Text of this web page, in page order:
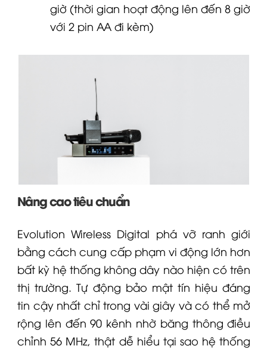
giờ (thời gian hoạt động lên đến 8 giờ
với 2 pin AA đi kèm)
Nâng cao tiêu chuẩn
Evolution Wireless Digital phá vỡ ranh giới
bằng cách cung cấp phạm vi động lớn hơn
bất kỳ hệ thống không dây nào hiện có trên
thị trường. Tự động bảo mật tín hiệu đáng
tin cậy nhất chỉ trong vài giây và có thể mở
rộng lên đến 90 kênh nhờ băng thông điều
chỉnh 56 MHz, thật dễ hiểu tại sao hệ thống